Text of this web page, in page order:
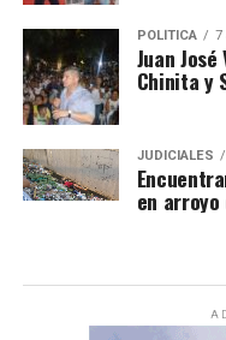
POLÍTICA 7
Juan
Chinita y
JUDICIALES
en